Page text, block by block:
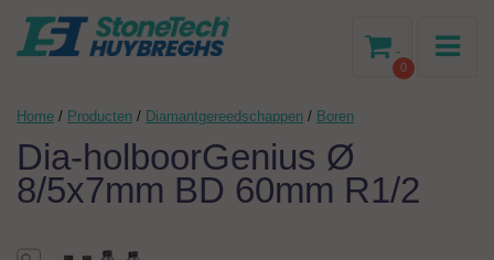
0
-
Home / Producten / Diamantgereedschappen / Boren
Dia-holboorGenius Ø
8/5x7mm BD 60mm R1/2